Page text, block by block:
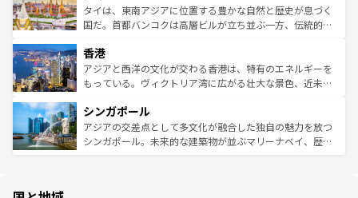
わってみてほしい。 なお、新着の韓国情報はコンテンツ一
覧を参照してほしい。
ーチミン市のフランス統治時代の建物も、独特の雰囲気を
醸し出している。また、バラエティの豊かさとおいしさで
とつ。フォーやバインミー、ベトナムコーヒーなどは、ぜ
ひ現地で味わいたい。どの地域を訪れてもあたたかい人々
が旅行者を迎えてくれるので、きっと忘れられない旅にな
参照してほしい。
タイは、東南アジアに位置する豊かな自然と歴史が息づく
国だ。首都バンコクは高層ビルが立ち並ぶ一方、伝統的な
の活気が交差している。北部ではチェンマイなどの山岳地
帯で自然と触れ合い、南部ではプーケットやクラビの美し
いビーチでリゾート気分を楽しむことができる。タイ料理
激する。気候は一年中温暖で、どの季節にも異なる楽しみ
が待っている。親しみやすいタイの人々、仏教を中心とし
た文化、そして多様な観光資源が、訪れる旅人を魅了し続
香港
アジアと西洋の文化が交わる香港は、特有のエネルギーを
もっている。ヴィクトリア湾に広がる壮大な景色、近未来
み、どこを訪れても感動するはず。観光スポットが密集し
ており、効率よく見どころを回れるのも魅力。息をのむよ
うな絶景から文化的な体験まで、香港を存分に楽しみ尽く
シンガポール
アジアの交差点として多文化が融合した独自の魅力を放つ
シンガポール。未来的な建築物が並ぶマリーナベイ、歴史